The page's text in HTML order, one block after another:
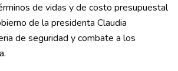
de vidas y de costo presupuestal
de la presidenta Claudia
de seguridad y combate a los